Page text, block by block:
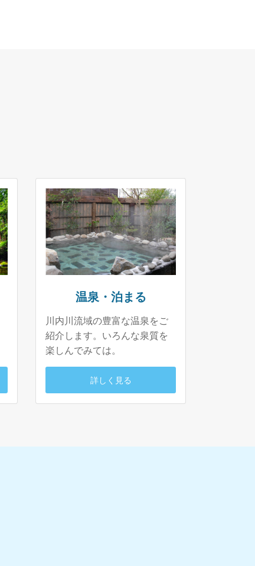
温泉・泊まる
川内川流域の豊富な温泉をご
紹介します。いろんな泉質を
楽しんでみては。
詳しく見る